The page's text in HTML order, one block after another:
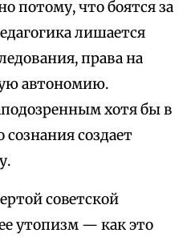
потому, что боятся за
лишается
права на
автономию.
хотя бы в
сознания создает
советской
утопизм — как это